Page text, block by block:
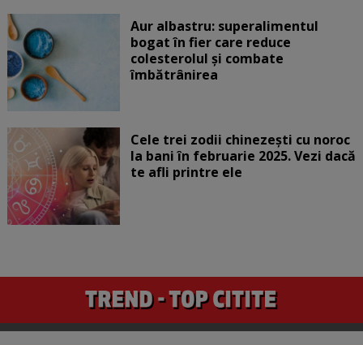
Aur albastru: superalimentul
bogat în fier care reduce
colesterolul și combate
îmbătrânirea
Cele trei zodii chinezești cu noroc
la bani în februarie 2025. Vezi dacă
te afli printre ele